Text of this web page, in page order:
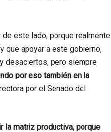
este lado, porque realmente
que apoyar a este gobierno,
desaciertos, pero siempre
por eso también en la
por el Senado del
la matriz productiva, porque